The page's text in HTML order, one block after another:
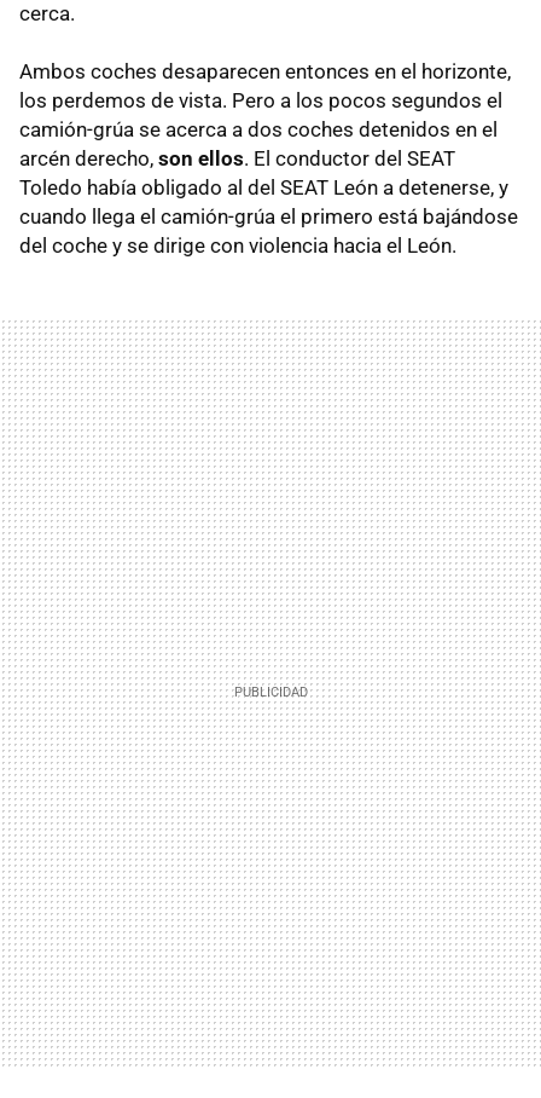
cerca.
Ambos coches desaparecen entonces en el horizonte,
los perdemos de vista. Pero a los pocos segundos el
camión-grúa se acerca a dos coches detenidos en el
arcén derecho, son ellos. El conductor del SEAT
Toledo había obligado al del SEAT León a detenerse, y
cuando llega el camión-grúa el primero está bajándose
del coche y se dirige con violencia hacia el León.